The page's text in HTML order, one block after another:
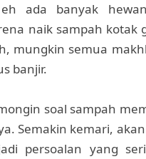
ada banyak
naik sampah kotak
mungkin semua
banjir.
soal sampah
Semakin kemari,
persoalan yang